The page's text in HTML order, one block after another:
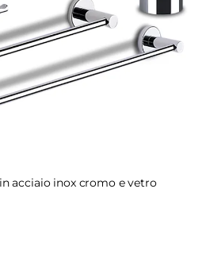
acciaio inox cromo e vetro